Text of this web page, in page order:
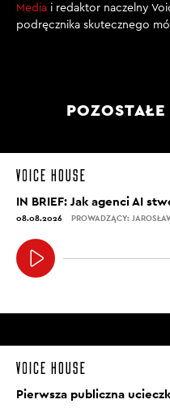
Media i redaktor naczelny
podręcznika skutecznego
IN BRIEF: Jak agenci AI
08.08.2026 PROWADZĄCY:
Pierwsza publiczna